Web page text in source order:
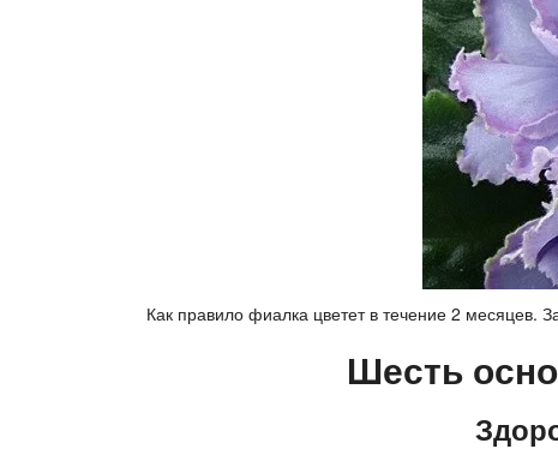
Как правило фиалка цветет в течение 2 месяцев.
Шесть